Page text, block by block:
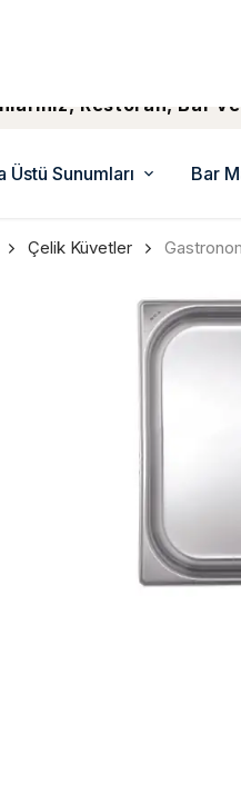
Restoran, Bar
Üstü Sunumları
Bar
Çelik Küvetler